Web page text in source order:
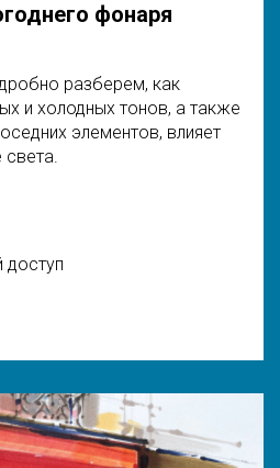
фонаря
разберем, как
и холодных тонов, а также
элементов, влияет